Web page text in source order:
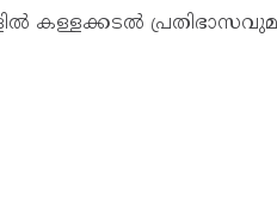
കള്ളക്കടല്‍